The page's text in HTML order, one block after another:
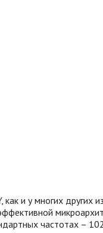
как и у многих других
частотах –